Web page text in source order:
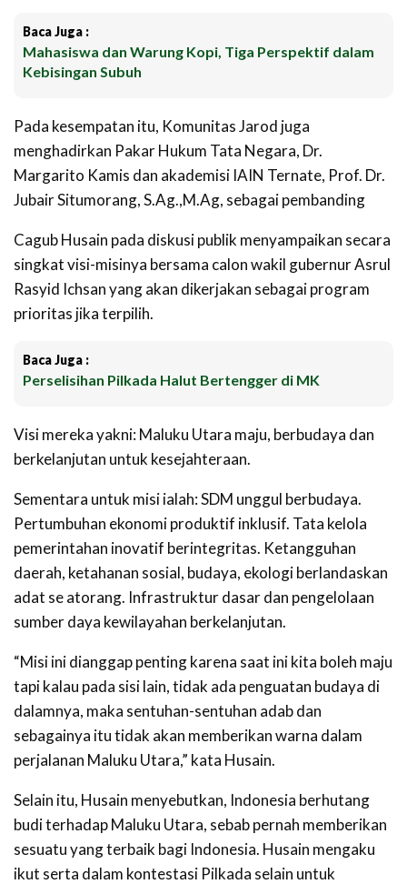
Baca Juga :
Mahasiswa dan Warung Kopi, Tiga Perspektif dalam
Kebisingan Subuh
Pada kesempatan itu, Komunitas Jarod juga
menghadirkan Pakar Hukum Tata Negara, Dr.
Margarito Kamis dan akademisi IAIN Ternate, Prof. Dr.
Jubair Situmorang, S.Ag.,M.Ag, sebagai pembanding
Cagub Husain pada diskusi publik menyampaikan secara
singkat visi-misinya bersama calon wakil gubernur Asrul
Rasyid Ichsan yang akan dikerjakan sebagai program
prioritas jika terpilih.
Baca Juga :
Perselisihan Pilkada Halut Bertengger di MK
Visi mereka yakni: Maluku Utara maju, berbudaya dan
berkelanjutan untuk kesejahteraan.
Sementara untuk misi ialah: SDM unggul berbudaya.
Pertumbuhan ekonomi produktif inklusif. Tata kelola
pemerintahan inovatif berintegritas. Ketangguhan
daerah, ketahanan sosial, budaya, ekologi berlandaskan
adat se atorang. Infrastruktur dasar dan pengelolaan
sumber daya kewilayahan berkelanjutan.
“Misi ini dianggap penting karena saat ini kita boleh maju
tapi kalau pada sisi lain, tidak ada penguatan budaya di
dalamnya, maka sentuhan-sentuhan adab dan
sebagainya itu tidak akan memberikan warna dalam
perjalanan Maluku Utara,” kata Husain.
Selain itu, Husain menyebutkan, Indonesia berhutang
budi terhadap Maluku Utara, sebab pernah memberikan
sesuatu yang terbaik bagi Indonesia. Husain mengaku
ikut serta dalam kontestasi Pilkada selain untuk